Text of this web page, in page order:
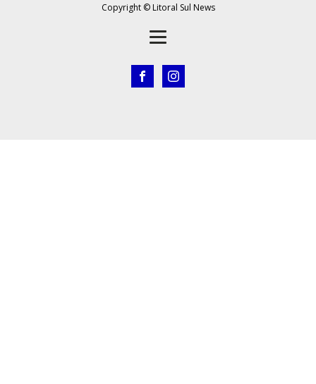
Copyright © Litoral Sul News